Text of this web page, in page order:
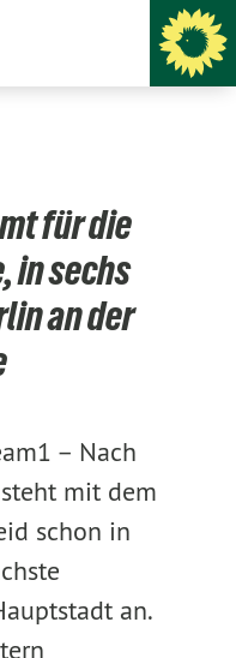
für die
in sechs
an der
– Nach
mit dem
schon in
an.